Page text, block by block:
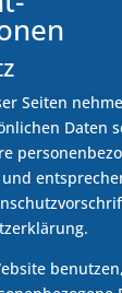
Seiten
Daten